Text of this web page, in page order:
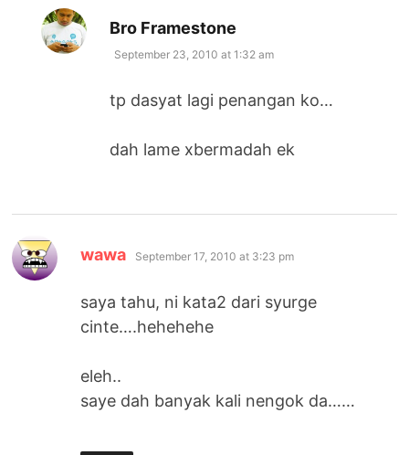
Bro Framestone
September 23, 2010 at 1:32 am
tp dasyat lagi penangan ko…
dah lame xbermadah ek
wawa says:
September 17, 2010 at 3:23 pm
saya tahu, ni kata2 dari syurge
cinte….hehehehe
eleh..
saye dah banyak kali nengok da……